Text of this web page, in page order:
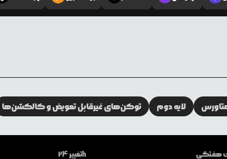
توکن‌های غیرقابل تعویض و کالکشن‌ها لایه دوم
تغییر 24h هفتگی